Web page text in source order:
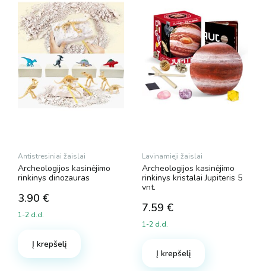
Antistresiniai žaislai
Archeologijos kasinėjimo
rinkinys dinozauras
3.90 €
1-2 d.d.
Į krepšelį
Lavinamieji žaislai
Archeologijos kasinėjimo
rinkinys kristalai Jupiteris 5
vnt.
7.59 €
1-2 d.d.
Į krepšelį